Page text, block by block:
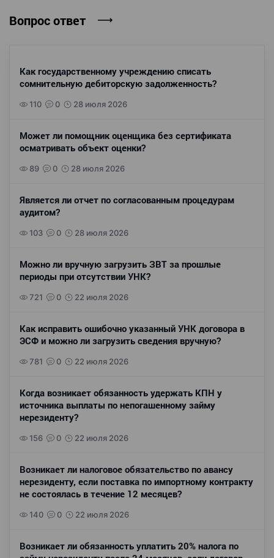
Вопрос ответ
Как государственному учреждению списать
сомнительную дебиторскую задолженность?
110 0 28 июля 2026
Может ли помощник оценщика без сертификата
осматривать объект оценки?
89 0 28 июля 2026
Является ли отчет по согласованным процедурам
аудитом?
103 0 28 июля 2026
Можно ли вручную загрузить ЗВТ за прошлые
периоды при отсутствии УНК?
721 0 22 июля 2026
Как исправить ошибочно указанный УНК договора в
ЭСФ и можно ли загрузить сведения вручную?
781 0 22 июля 2026
Когда возникает обязанность удержать КПН у
источника выплаты по непогашенному займу
нерезиденту?
156 0 22 июля 2026
Возникает ли налоговое обязательство по авансу
нерезиденту, если поставка по импортному контракту
не состоялась в течение 12 месяцев?
140 0 22 июля 2026
Возникает ли обязанность уплатить 20% налога по